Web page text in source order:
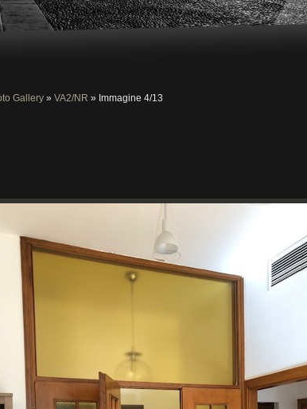
Gallery» VA2/NR » Immagine 4/13